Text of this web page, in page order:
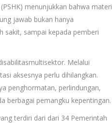
menunjukkan bahwa materi
jawab bukan hanya
sakit, sampai kepada pemberi
Melalui
aksesnya perlu dihilangkan.
penghormatan, perlindungan,
berbagai pemangku kepentingan.
terdiri dari dari 34 Pemerintah